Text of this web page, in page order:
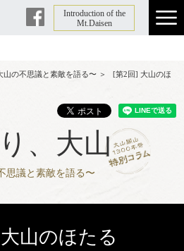
Facebook
Introduction of the
Mt.Daisen
の不思議と素敵を語る〜 ＞ [第2回] 大山のほ
、大山
思議と素敵を語る〜
山のほたる